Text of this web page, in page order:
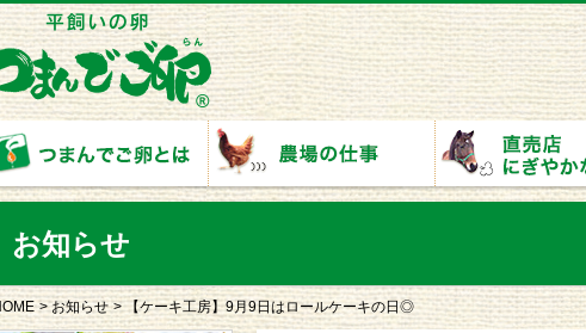
お知らせ
お知らせ 【ケーキ工房】9月9日はロールケーキの日◎